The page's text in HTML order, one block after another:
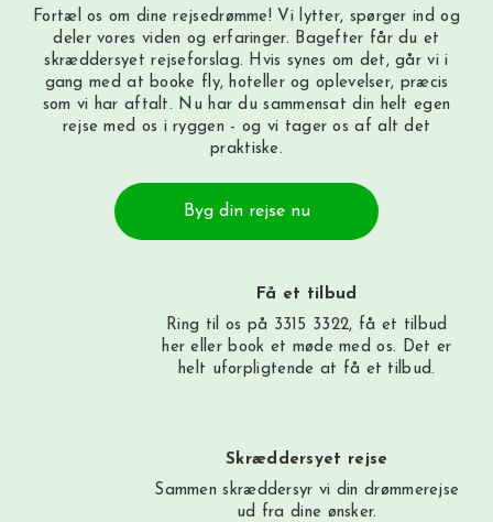
Fortæl os om dine rejsedrømme! Vi lytter, spørger ind og
deler vores viden og erfaringer. Bagefter får du et
skræddersyet rejseforslag. Hvis synes om det, går vi i
gang med at booke fly, hoteller og oplevelser, præcis
som vi har aftalt. Nu har du sammensat din helt egen
rejse med os i ryggen - og vi tager os af alt det
praktiske.
Byg din rejse nu
Få et tilbud
Ring til os på 3315 3322, få et tilbud
her eller book et møde med os. Det er
helt uforpligtende at få et tilbud.
Skræddersyet rejse
Sammen skræddersyr vi din drømmerejse
ud fra dine ønsker.